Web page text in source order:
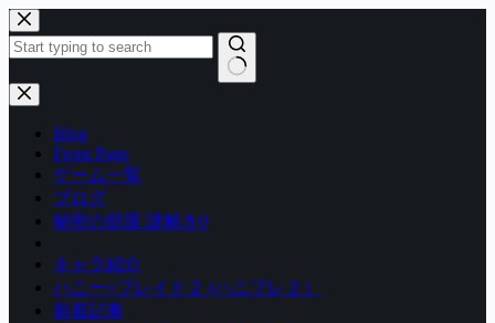
コ
ン
テ
ン
ツ
結
Blog
Front Page
ゲーム一覧
ブログ
秘密の部屋 謎解き0
キャラ紹介
ハニー×ブレイド２ (ハニブレ２）
新着記事